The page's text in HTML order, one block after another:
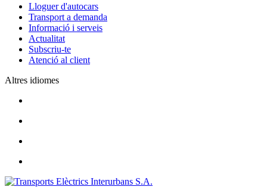
Lloguer d'autocars
Transport a demanda
Informació i serveis
Actualitat
Subscriu-te
Atenció al client
Altres idiomes